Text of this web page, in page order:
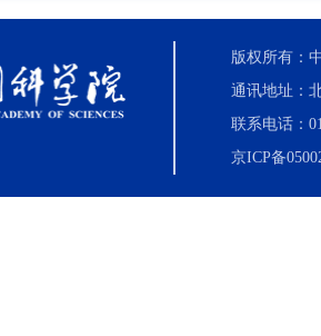
版权所有：
通讯地址：
联系电话：
京ICP备